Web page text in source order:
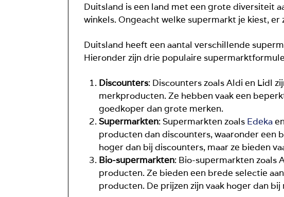
Duitsland is een land met een grote diversiteit
winkels. Ongeacht welke supermarkt je kiest,
Duitsland heeft een aantal verschillende
Hieronder zijn drie populaire
Discounters: Discounters zoals Aldi en Lidl
merkproducten. Ze hebben vaak een
goedkoper dan grote merken.
Supermarkten: Supermarkten zoals Edeka
producten dan discounters, waaronder een
hoger dan bij discounters, maar ze bieden
Bio-supermarkten: Bio-supermarkten zoals
producten. Ze bieden een brede selectie
producten. De prijzen zijn vaak hoger dan